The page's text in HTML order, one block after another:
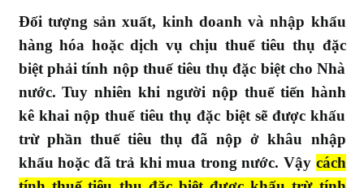
nhất
Thuế
Đối tượng sản xuất, kinh doanh và nhập khẩu
hàng hóa hoặc dịch vụ chịu thuế tiêu thụ đặc
biệt phải tính nộp thuế tiêu thụ đặc biệt cho Nhà
nước. Tuy nhiên khi người nộp thuế tiến hành
kê khai nộp thuế tiêu thụ đặc biệt sẽ được khấu
trừ phần thuế tiêu thụ đã nộp ở khâu nhập
khẩu hoặc đã trả khi mua trong nước. Vậy cách